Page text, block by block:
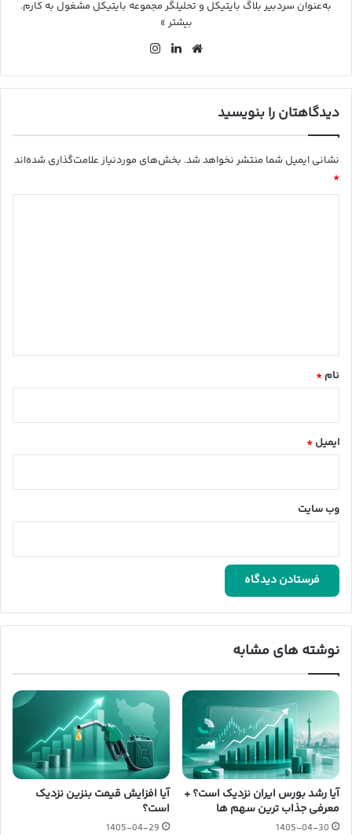
به‌عنوان سردبیر بلاگ بایتیکل و تحلیلگر مجموعه بایتیکل مشغول به کارم.
بیشتر »
وب
ت
لین
ین گرا
دیدگاهتان را بنویسید
نشانی ایمیل شما منتشر نخواهد شد. بخش‌های موردنیاز علامت‌گذاری شده‌اند
*
نام *
ایمیل *
وب‌ سایت
نوشته های مشابه
آیا رشد بورس ایران نزدیک است؟ +
معرفی جذاب ترین سهم ها
1405-04-30
آیا افزایش قیمت بنزین نزدیک
است؟
1405-04-29